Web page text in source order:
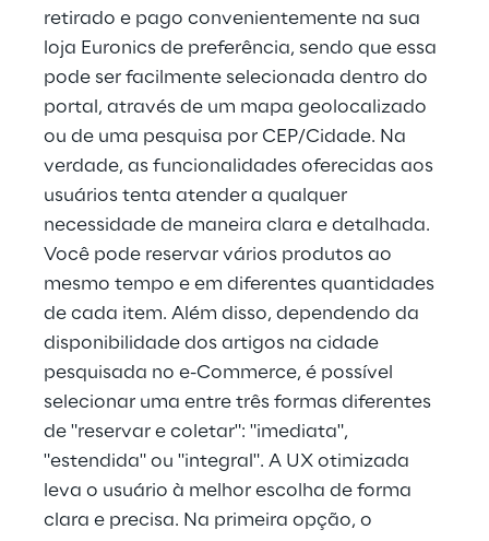
retirado e pago convenientemente na sua
loja Euronics de preferência, sendo que essa
pode ser facilmente selecionada dentro do
portal, através de um mapa geolocalizado
ou de uma pesquisa por CEP/Cidade. Na
verdade, as funcionalidades oferecidas aos
usuários tenta atender a qualquer
necessidade de maneira clara e detalhada.
Você pode reservar vários produtos ao
mesmo tempo e em diferentes quantidades
de cada item. Além disso, dependendo da
disponibilidade dos artigos na cidade
pesquisada no e-Commerce, é possível
selecionar uma entre três formas diferentes
de "reservar e coletar": "imediata",
"estendida" ou "integral". A UX otimizada
leva o usuário à melhor escolha de forma
clara e precisa. Na primeira opção, o